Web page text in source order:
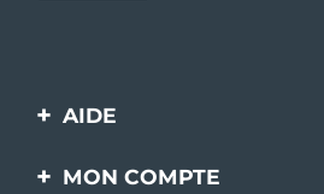
AIDE
Contactez-nous
MON COMPTE